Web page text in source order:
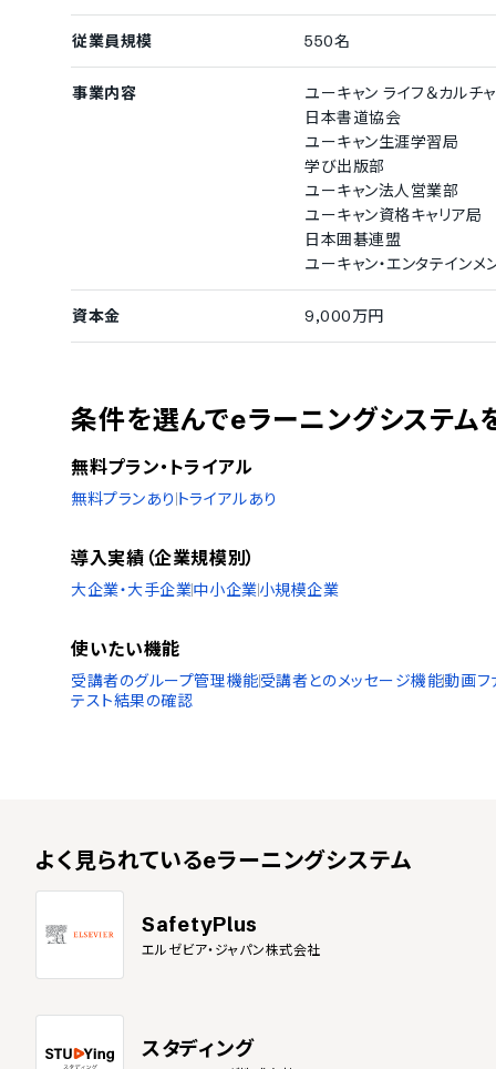
従業員規模 550名
事業内容
ユーキャン ライフ＆カルチ
日本書道協会
ユーキャン生涯学習局
学び出版部
ユーキャン法人営業部
ユーキャン資格キャリア局
日本囲碁連盟
ユーキャン・エンタテインメ
資本金 9,000万円
条件を選んでeラーニングシステム
無料プラン・トライアル
無料プランあり トライアルあり
導入実績（企業規模別）
大企業・大手企業中小企業小規模企業
使いたい機能
受講者のグループ管理機能受講者とのメッセージ機能動画フ
テスト結果の確認
よく見られているeラーニングシステム
SafetyPlus
エルゼビア・ジャパン株式会社
スタディング